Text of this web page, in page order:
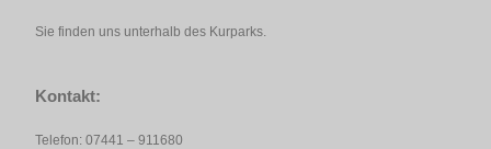
Sie finden uns unterhalb des Kurparks.
Kontakt:
Telefon: 07441 – 911680